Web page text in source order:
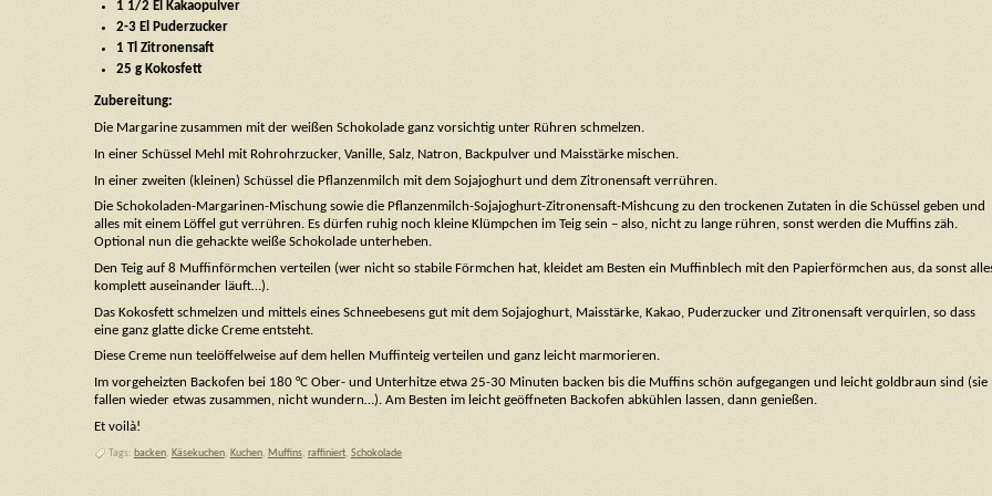
1 1/2 El Kakaopulver
2-3 El Puderzucker
1 Tl Zitronensaft
25 g Kokosfett
Zubereitung:
Die Margarine zusammen mit der weißen Schokolade ganz vorsichtig unter Rühren schmelzen.
In einer Schüssel Mehl mit Rohrohrzucker, Vanille, Salz, Natron, Backpulver und Maisstärke mischen.
In einer zweiten (kleinen) Schüssel die Pflanzenmilch mit dem Sojajoghurt und dem Zitronensaft verrühren.
Die Schokoladen-Margarinen-Mischung sowie die Pflanzenmilch-Sojajoghurt-Zitronensaft-Mishcung zu den trockenen Zutaten in die Schüssel geben und
alles mit einem Löffel gut verrühren. Es dürfen ruhig noch kleine Klümpchen im Teig sein – also, nicht zu lange rühren, sonst werden die Muffins zäh.
Optional nun die gehackte weiße Schokolade unterheben.
Den Teig auf 8 Muffinförmchen verteilen (wer nicht so stabile Förmchen hat, kleidet am Besten ein Muffinblech mit den Papierförmchen aus, da sonst
komplett auseinander läuft…).
Das Kokosfett schmelzen und mittels eines Schneebesens gut mit dem Sojajoghurt, Maisstärke, Kakao, Puderzucker und Zitronensaft verquirlen, so dass
eine ganz glatte dicke Creme entsteht.
Diese Creme nun teelöffelweise auf dem hellen Muffinteig verteilen und ganz leicht marmorieren.
Im vorgeheizten Backofen bei 180 °C Ober- und Unterhitze etwa 25-30 Minuten backen bis die Muffins schön aufgegangen und leicht goldbraun sind (sie
fallen wieder etwas zusammen, nicht wundern…). Am Besten im leicht geöffneten Backofen abkühlen lassen, dann genießen.
Et voilà!
Tags: backen, Käsekuchen, Kuchen, Muffins, raffiniert, Schokolade